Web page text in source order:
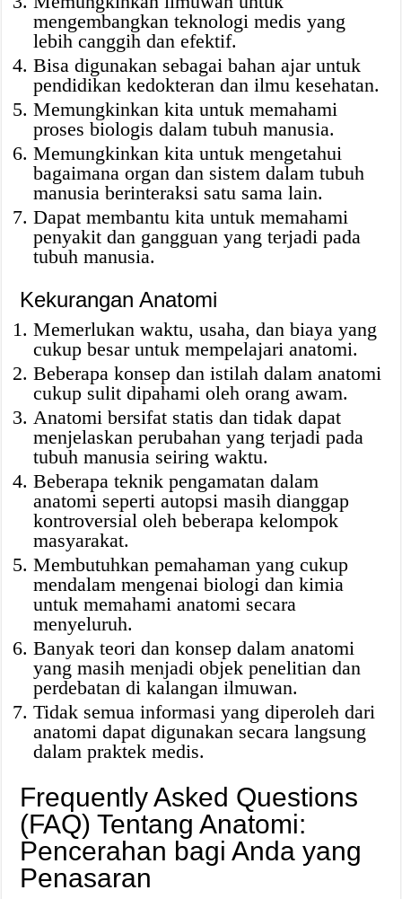
mengembangkan teknologi medis yang
lebih canggih dan efektif.
Bisa digunakan sebagai bahan ajar untuk
pendidikan kedokteran dan ilmu kesehatan.
Memungkinkan kita untuk memahami
proses biologis dalam tubuh manusia.
Memungkinkan kita untuk mengetahui
bagaimana organ dan sistem dalam tubuh
manusia berinteraksi satu sama lain.
Dapat membantu kita untuk memahami
penyakit dan gangguan yang terjadi pada
tubuh manusia.
Kekurangan Anatomi
Memerlukan waktu, usaha, dan biaya yang
cukup besar untuk mempelajari anatomi.
Beberapa konsep dan istilah dalam anatomi
cukup sulit dipahami oleh orang awam.
Anatomi bersifat statis dan tidak dapat
menjelaskan perubahan yang terjadi pada
tubuh manusia seiring waktu.
Beberapa teknik pengamatan dalam
anatomi seperti autopsi masih dianggap
kontroversial oleh beberapa kelompok
masyarakat.
Membutuhkan pemahaman yang cukup
mendalam mengenai biologi dan kimia
untuk memahami anatomi secara
menyeluruh.
Banyak teori dan konsep dalam anatomi
yang masih menjadi objek penelitian dan
perdebatan di kalangan ilmuwan.
Tidak semua informasi yang diperoleh dari
anatomi dapat digunakan secara langsung
dalam praktek medis.
Frequently Asked Questions
(FAQ) Tentang Anatomi:
Pencerahan bagi Anda yang
Penasaran